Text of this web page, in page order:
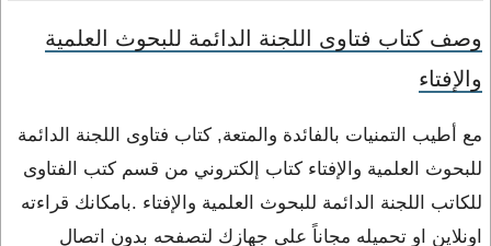
وصف كتاب فتاوى اللجنة الدائمة للبحوث العلمية
والإفتاء
مع أطيب التمنيات بالفائدة والمتعة, كتاب فتاوى اللجنة الدائمة
للبحوث العلمية والإفتاء كتاب إلكتروني من قسم كتب الفتاوى
للكاتب اللجنة الدائمة للبحوث العلمية والإفتاء .بامكانك قراءته
اونلاين او تحميله مجاناً على جهازك لتصفحه بدون اتصال